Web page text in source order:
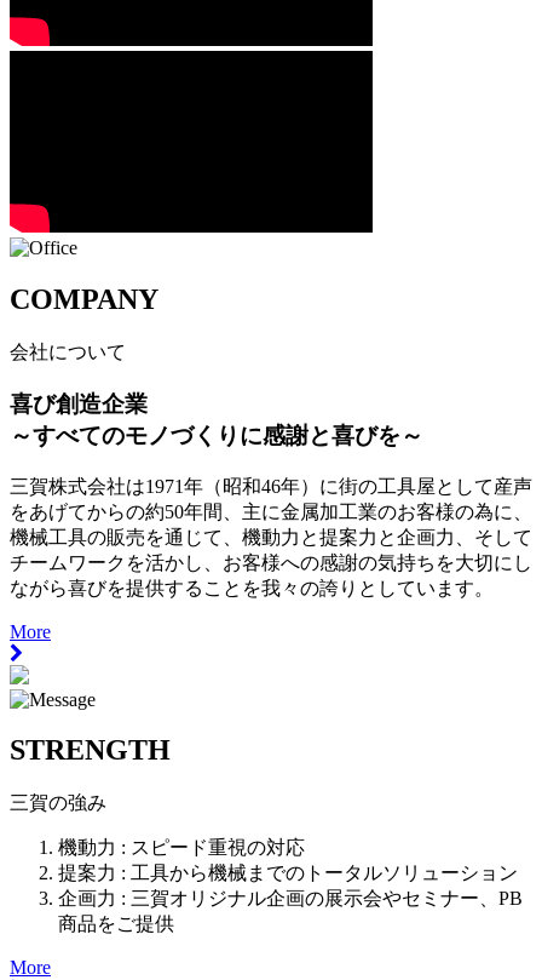
COMPANY
会社について
喜び創造企業
～すべてのモノづくりに感謝と喜びを～
三賀株式会社は1971年（昭和46年）に街の工具屋として産声
をあげてからの約50年間、主に金属加工業のお客様の為に、
機械工具の販売を通じて、機動力と提案力と企画力、そして
チームワークを活かし、お客様への感謝の気持ちを大切にし
ながら喜びを提供することを我々の誇りとしています。
More
STRENGTH
三賀の強み
機動力 : スピード重視の対応
提案力 : 工具から機械までのトータルソリューション
企画力 : 三賀オリジナル企画の展示会やセミナー、PB
商品をご提供
More